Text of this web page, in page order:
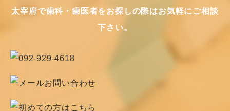
太宰府で歯科・歯医者をお探しの際はお気軽にご相談
下さい。